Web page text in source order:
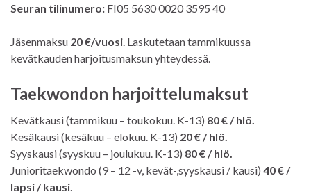
Seuran tilinumero: FI05 5630 0020 3595 40
Jäsenmaksu 20 €/vuosi . Laskutetaan tammikuussa
kevätkauden harjoitusmaksun yhteydessä.
Taekwondon harjoittelumaksut
Kevätkausi (tammikuu – toukokuu. K-13) 80 € / hlö.
Kesäkausi (kesäkuu – elokuu. K-13) 20 € / hlö.
Syyskausi (syyskuu – joulukuu. K-13) 80 € / hlö.
Junioritaekwondo (9 – 12 -v, kevät-,syyskausi / kausi) 40 € /
lapsi / kausi